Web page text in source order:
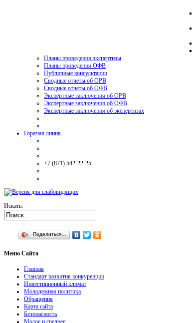
Планы проведения экспертизы
Планы проведения ОФВ
Публичные консультации
Сводные отчеты об ОРВ
Сводные отчеты об ОФВ
Экспертные заключения об ОРВ
Экспертные заключения об ОФВ
Экспертные заключения об экспертизах
Горячая линия
+7 (871) 542-22-25
Искать:
Поделиться…
Меню Сайта
Главная
Стандарт развития конкуренции
Инвестиционный климат
Молодежная политика
Обращения
Карта сайта
Безопасность
Малое и среднее